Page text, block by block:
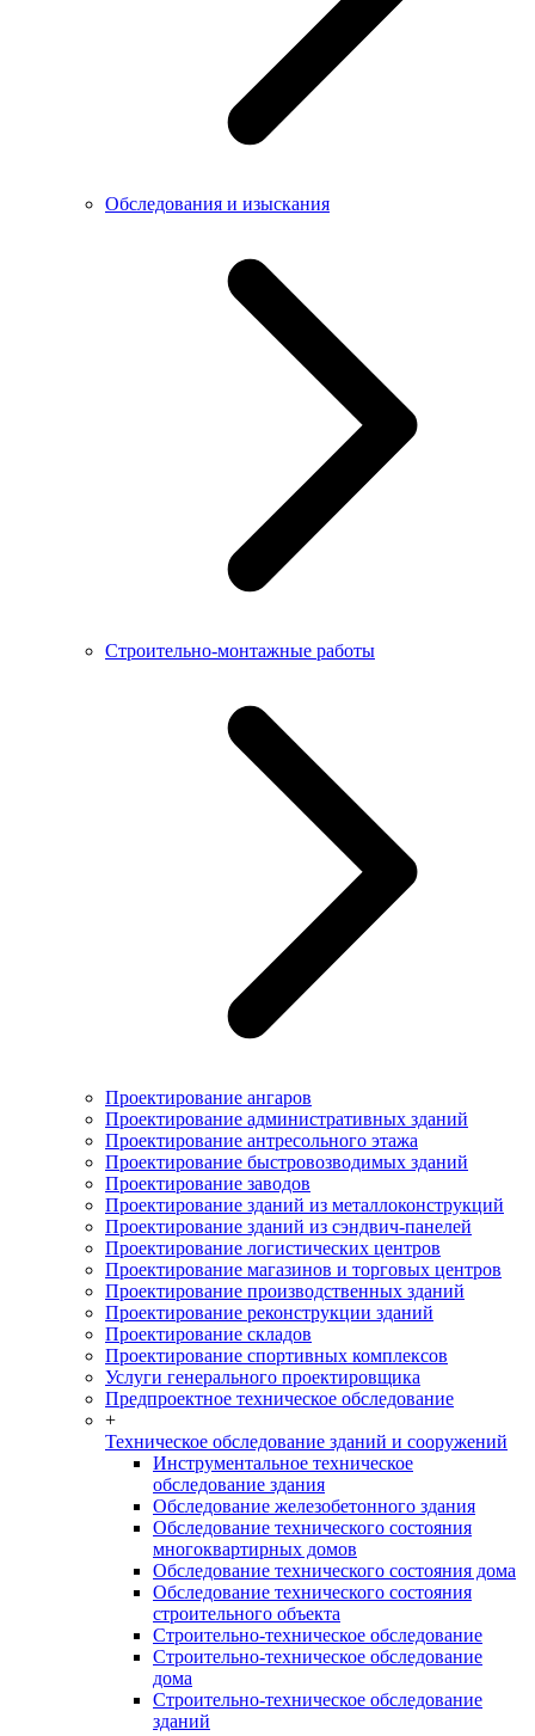
Обследования и изыскания
Строительно-монтажные работы
Проектирование ангаров
Проектирование административных зданий
Проектирование антресольного этажа
Проектирование быстровозводимых зданий
Проектирование заводов
Проектирование зданий из металлоконструкций
Проектирование зданий из сэндвич-панелей
Проектирование логистических центров
Проектирование магазинов и торговых центров
Проектирование производственных зданий
Проектирование реконструкции зданий
Проектирование складов
Проектирование спортивных комплексов
Услуги генерального проектировщика
Предпроектное техническое обследование
+
Техническое обследование зданий и сооружений
Инструментальное техническое
обследование здания
Обследование железобетонного здания
Обследование технического состояния
многоквартирных домов
Обследование технического состояния дома
Обследование технического состояния
строительного объекта
Строительно-техническое обследование
Строительно-техническое обследование
дома
Строительно-техническое обследование
зданий